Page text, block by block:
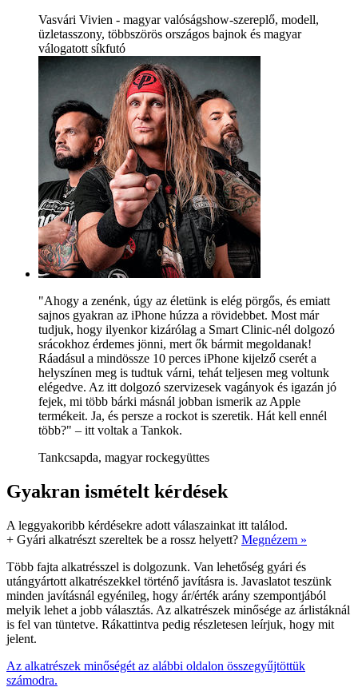
Vasvári Vivien - magyar valóságshow-szereplő, modell,
üzletasszony, többszörös országos bajnok és magyar
válogatott síkfutó
"Ahogy a zenénk, úgy az életünk is elég pörgős, és emiatt
sajnos gyakran az iPhone húzza a rövidebbet. Most már
tudjuk, hogy ilyenkor kizárólag a Smart Clinic-nél dolgozó
srácokhoz érdemes jönni, mert ők bármit megoldanak!
Ráadásul a mindössze 10 perces iPhone kijelző cserét a
helyszínen meg is tudtuk várni, tehát teljesen meg voltunk
elégedve. Az itt dolgozó szervizesek vagányok és igazán jó
fejek, mi több bárki másnál jobban ismerik az Apple
termékeit. Ja, és persze a rockot is szeretik. Hát kell ennél
több?" – itt voltak a Tankok.
Tankcsapda, magyar rockegyüttes
Gyakran ismételt kérdések
A leggyakoribb kérdésekre adott válaszainkat itt találod.
+ Gyári alkatrészt szereltek be a rossz helyett? Megnézem »
Több fajta alkatrésszel is dolgozunk. Van lehetőség gyári és
utángyártott alkatrészekkel történő javításra is. Javaslatot teszünk
minden javításnál egyénileg, hogy ár/érték arány szempontjából
melyik lehet a jobb választás. Az alkatrészek minősége az árlistáknál
is fel van tüntetve. Rákattintva pedig részletesen leírjuk, hogy mit
jelent.
Az alkatrészek minőségét az alábbi oldalon összegyűjtöttük
számodra.